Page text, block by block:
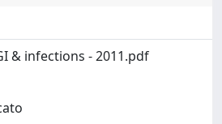
& infections - 2011.pdf